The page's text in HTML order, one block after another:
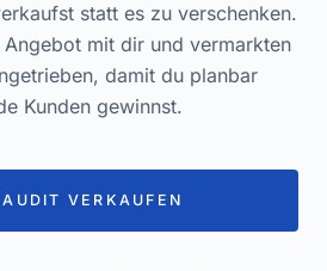
statt es zu verschenken.
mit dir und vermarkten
damit du planbar
Kunden gewinnst.
VERKAUFEN